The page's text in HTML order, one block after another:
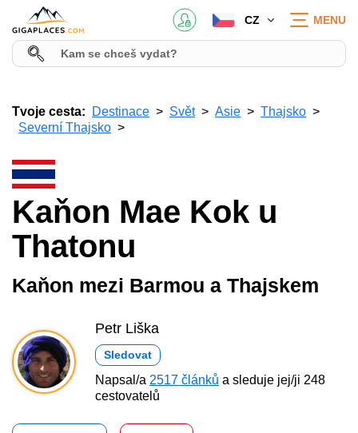
CZ MENU
Tvoje cesta: Destinace Svět Asie
Thajsko
Severní Thajsko
Kaňon Mae Kok u
Thatonu
Kaňon mezi Barmou a Thajskem
Petr Liška
Sledovat
Napsal/a 2517 článků a sleduje jej/ji 248
cestovatelů